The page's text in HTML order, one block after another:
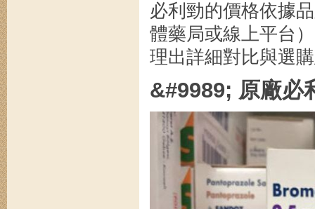
必利勁的價格依據
體藥局或線上平台
理出詳細對比與選
&#9989; 原廠